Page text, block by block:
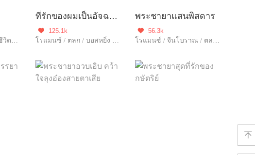
โรแมนซ์ / บอสหยิ่ง / ชีวิตในเมือง / ฮอต / ความรัก / รักเดียวใจเดียว / อ่อนโยน / จบ
ที่รักของผมเป็นอัจฉริยะ

125.1k
โรแมนซ์ / ตลก / บอสหยิ่ง / ชีวิตคู่ / ชีวิตในเมือง / ฮอต / รักหวานฉ่ำ / หนีพร้อมลูก / ความรัก / รักเดียวใจเดียว / เอาแต่ใจ / จบ
พระชายาแสนพิสดาร

56.3k
โรแมนซ์ / จีนโบราณ / ตลก / ฮอต / รักเดียวใจเดียว
